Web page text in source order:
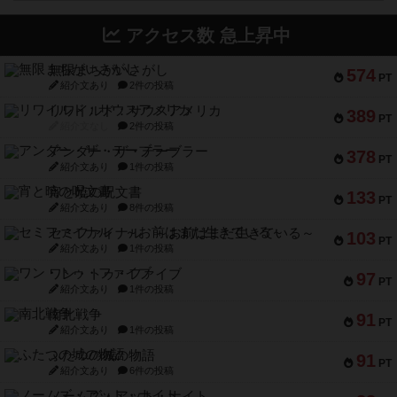
アクセス数 急上昇中
574 PT
無限まちがいさがし
紹介文あり 2件の投稿
389 PT
リワイルド：サウスアメリカ
2件の投稿
378 PT
アンダー・ザ・テーブラー
紹介文あり 1件の投稿
133 PT
宵と暁の呪文書
紹介文あり 8件の投稿
103 PT
セミファイナル ～お前はまだ生きている～
紹介文あり 1件の投稿
97 PT
ワン・トゥ・ファイブ
紹介文あり 1件の投稿
91 PT
南北戦争
紹介文あり 1件の投稿
91 PT
ふたつの城の物語
紹介文あり 6件の投稿